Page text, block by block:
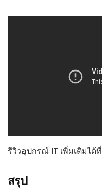
รีวิวอุปกรณ์ IT เพิ่มเติมได้ที่
สรุป